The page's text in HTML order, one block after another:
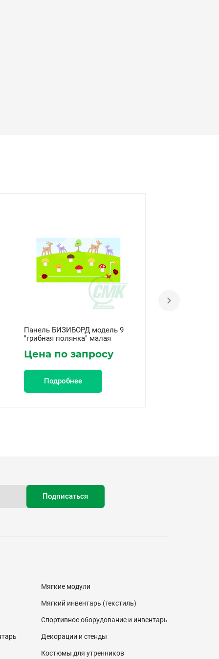
Панель БИЗИБОРД модель 9
"грибная полянка" малая
Цена по запросу
Подробнее
Мягкие модули
Мягкий инвентарь (текстиль)
Спортивное оборудование и инвентарь
Декорации и стенды
Костюмы для утренников